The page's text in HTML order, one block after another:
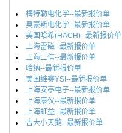
梅特勒电化学--最新报价单
奥豪斯电化学--最新报价单
美国哈希(HACH)--最新报价单
上海雷磁--最新报价单
上海三信--最新报价单
哈纳--最新报价单
美国维赛YSI--最新报价单
上海安亭电子--最新报价单
上海康仪--最新报价单
上海虹益--最新报价单
吉大小天鹅--最新报价单